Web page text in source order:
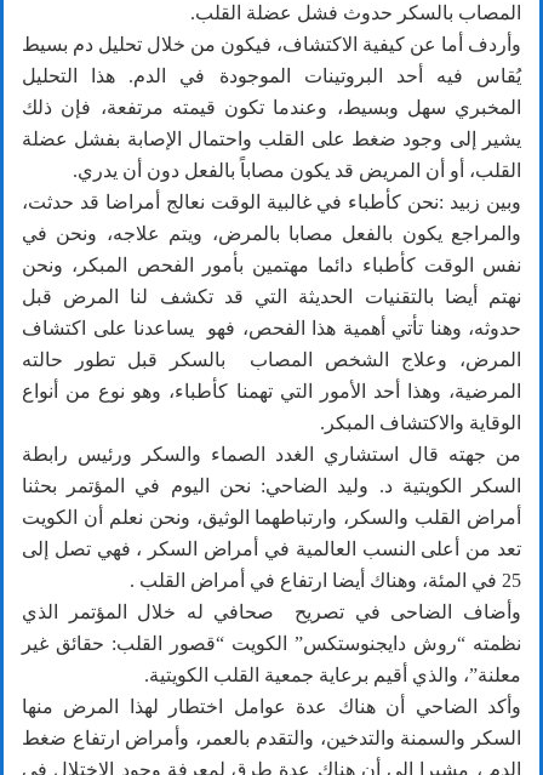
المصاب بالسكر حدوث فشل عضلة القلب.
وأردف أما عن كيفية الاكتشاف، فيكون من خلال تحليل دم بسيط
يُقاس فيه أحد البروتينات الموجودة في الدم. هذا التحليل
المخبري سهل وبسيط، وعندما تكون قيمته مرتفعة، فإن ذلك
يشير إلى وجود ضغط على القلب واحتمال الإصابة بفشل عضلة
القلب، أو أن المريض قد يكون مصاباً بالفعل دون أن يدري.
وبين زبيد :نحن كأطباء في غالبية الوقت نعالج أمراضا قد حدثت،
والمراجع يكون بالفعل مصابا بالمرض، ويتم علاجه، ونحن في
نفس الوقت كأطباء دائما مهتمين بأمور الفحص المبكر، ونحن
نهتم أيضا بالتقنيات الحديثة التي قد تكشف لنا المرض قبل
حدوثه، وهنا تأتي أهمية هذا الفحص، فهو يساعدنا على اكتشاف
المرض، وعلاج الشخص المصاب بالسكر قبل تطور حالته
المرضية، وهذا أحد الأمور التي تهمنا كأطباء، وهو نوع من أنواع
الوقاية والاكتشاف المبكر.
من جهته قال استشاري الغدد الصماء والسكر ورئيس رابطة
السكر الكويتية د. وليد الضاحي: نحن اليوم في المؤتمر بحثنا
أمراض القلب والسكر، وارتباطهما الوثيق، ونحن نعلم أن الكويت
تعد من أعلى النسب العالمية في أمراض السكر ، فهي تصل إلى
25 في المئة، وهناك أيضا ارتفاع في أمراض القلب .
وأضاف الضاحى في تصريح صحافي له خلال المؤتمر الذي
نظمته “روش دايجنوستكس” الكويت “قصور القلب: حقائق غير
معلنة”، والذي أقيم برعاية جمعية القلب الكويتية.
وأكد الضاحي أن هناك عدة عوامل اختطار لهذا المرض منها
السكر والسمنة والتدخين، والتقدم بالعمر، وأمراض ارتفاع ضغط
الدم ، مشيرا إلى أن هناك عدة طرق لمعرفة وجود الاختلال في